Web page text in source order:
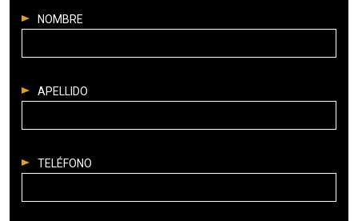
NOMBRE
APELLIDO
TELÉFONO